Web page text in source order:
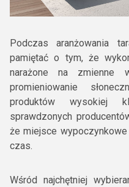
Podczas aranżowania
pamiętać o tym, że
narażone na zmienne
promieniowanie
produktów wysokiej
sprawdzonych
że miejsce
czas.
Wśród najchętniej